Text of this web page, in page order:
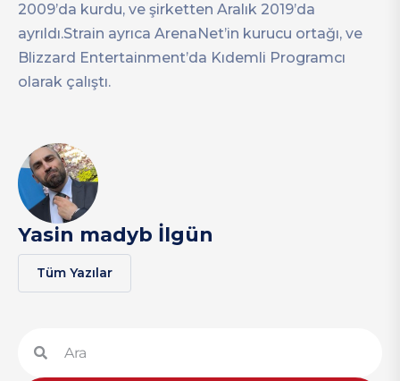
2009’da kurdu, ve şirketten Aralık 2019’da
ayrıldı.Strain ayrıca ArenaNet’in kurucu ortağı, ve
Blizzard Entertainment’da Kıdemli Programcı
olarak çalıştı.
Yasin madyb İlgün
Tüm Yazılar